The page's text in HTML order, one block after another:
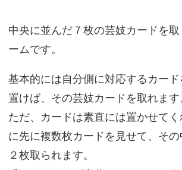
中央に並んだ７枚の芸妓カードを
ームです。
基本的には自分側に対応するカード
置けば、その芸妓カードを取れます
ただ、カードは素直には置かせて
に先に複数枚カードを見せて、その
２枚取られます。